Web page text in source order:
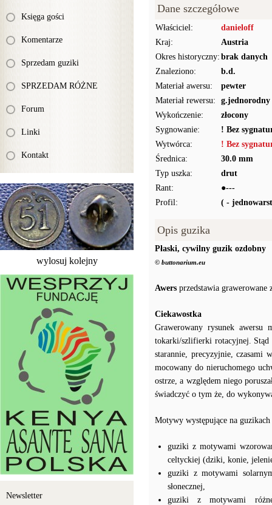
Księga gości
Komentarze
Sprzedam guziki
SPRZEDAM RÓŻNE
Forum
Linki
Kontakt
wylosuj kolejny
Newsletter
Dane szczegółowe
Właściciel:
danieloff
Kraj:
Austria
Okres historyczny: brak danych
Znaleziono:
b.d.
Materiał awersu:
pewter
Materiał rewersu:
g.jednorodny
Wykończenie:
złocony
Sygnowanie:
! Bez
Wytwórca:
! Bez
Średnica:
30.0 mm
Typ uszka:
drut
Rant:
●---
Profil:
( -
Opis guzika
Płaski, cywilny guzik ozdobny
© buttonarium.eu
Awers przedstawia grawerowane
Ciekawostka
Grawerowany rysunek
tokarki/szlifierki rotacyjnej. Stąd
starannie, precyzyjnie, czasami
mocowany do nieruchomego
ostrze, a względem niego
świadczyć o tym że, do
Motywy występujące na
guziki z motywami
celtyckiej (dziki, konie,
guziki z motywami
słonecznej,
guziki z motywami